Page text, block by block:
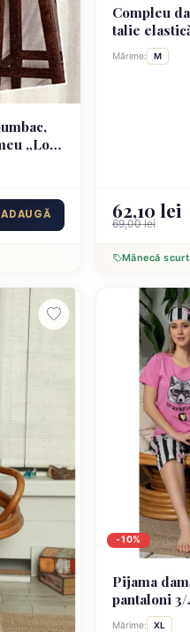
„Love
ADAUGĂ
Compleu
talie
negru
Mărime: M
62,10 lei
69,00 lei
Mânecă
-10%
Pijama
pantaloni
lup, roz
Mărime: XL